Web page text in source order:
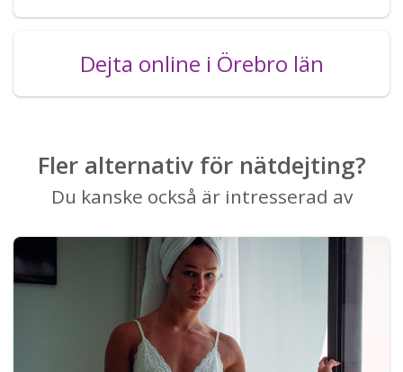
Dejta online i Örebro län
Fler alternativ för nätdejting?
Du kanske också är intresserad av